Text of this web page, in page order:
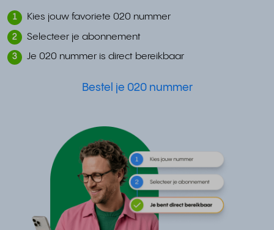
1 Kies jouw favoriete 020 nummer
2 Selecteer je abonnement
3 Je 020 nummer is direct bereikbaar
Bestel je 020 nummer